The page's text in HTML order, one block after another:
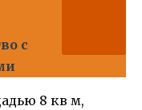
с
8 кв м,